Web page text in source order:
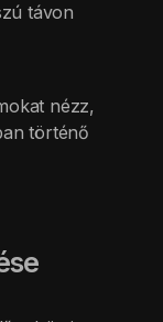
távon
nézz,
történő